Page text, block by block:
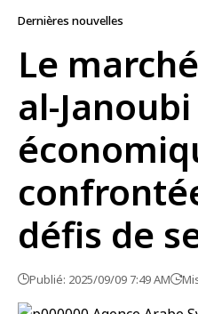
Dernières nouvelles
Le
al-
défis de
Publié: 2025/09/09 7:49 AM